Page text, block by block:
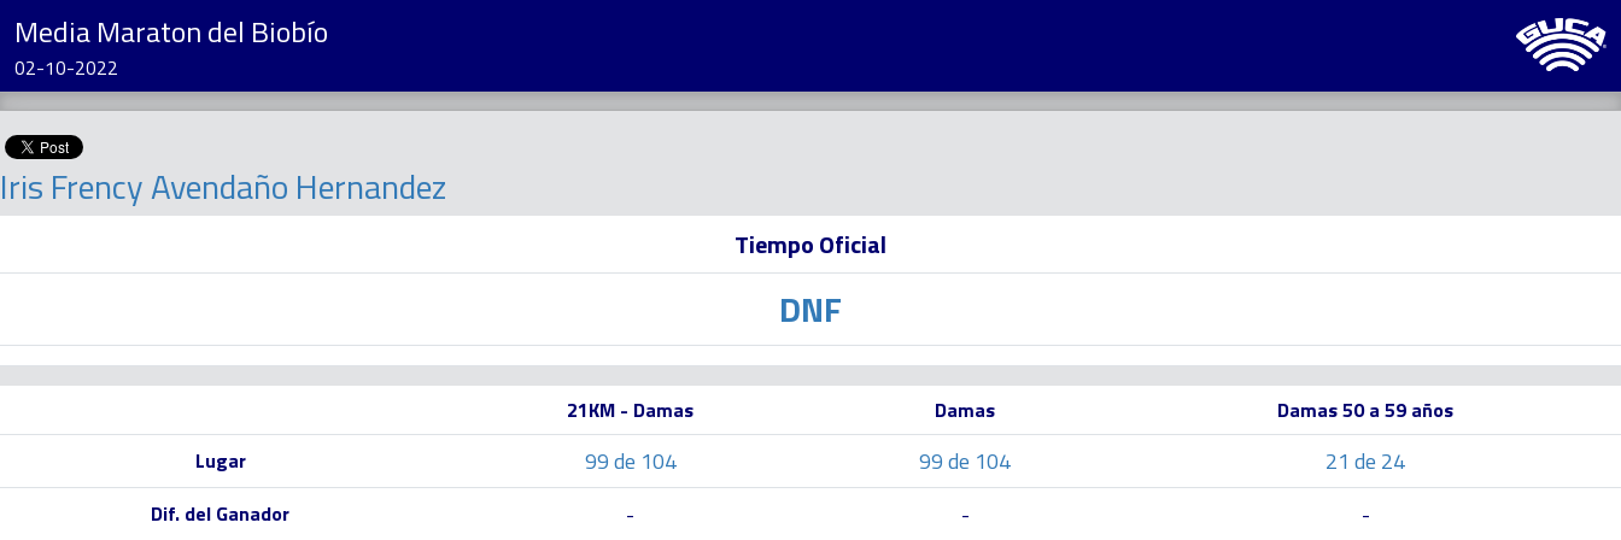
Media Maraton del Biobío
02-10-2022
Iris Frency Avendaño Hernandez
Tiempo Oficial
DNF
21KM - Damas Damas
Damas 50 a 59 años
Lugar
99 de 104 99 de 104 21 de 24
Dif. del Ganador - - -